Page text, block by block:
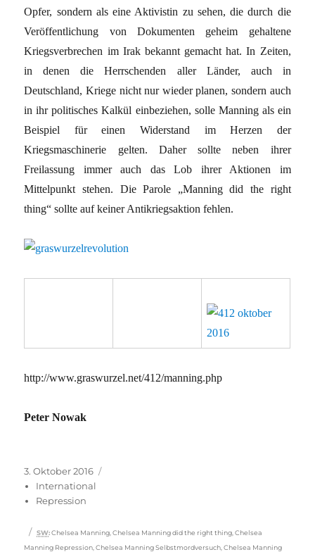
Opfer, sondern als eine Aktivistin zu sehen, die durch die
Veröffentlichung von Dokumenten geheim gehaltene
Kriegsverbrechen im Irak bekannt gemacht hat. In Zeiten,
in denen die Herrschenden aller Länder, auch in
Deutschland, Kriege nicht nur wieder planen, sondern auch
in ihr politisches Kalkül einbeziehen, solle Manning als ein
Beispiel für einen Widerstand im Herzen der
Kriegsmaschinerie gelten. Daher sollte neben ihrer
Freilassung immer auch das Lob ihrer Aktionen im
Mittelpunkt stehen. Die Parole „Manning did the right
thing“ sollte auf keiner Antikriegsaktion fehlen.
http://www.graswurzel.net/412/manning.php
Peter Nowak
Veröffentlicht
am
3. Oktober 2016
International
Repression
Schlagwörter
SW: Chelsea Manning ,Chelsea Manning did the right thing ,Chelsea
Manning Repression ,Chelsea Manning Selbstmordversuch ,Chelsea Manning